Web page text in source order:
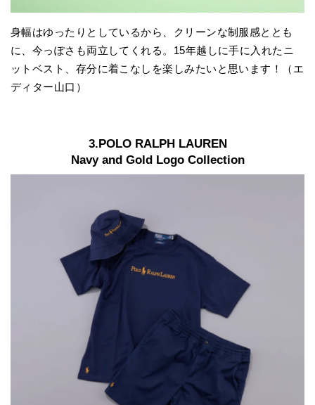
身幅はゆったりとしているから、クリーンな制服感ととも
に、今っぽさも両立してくれる。15年越しに手に入れたニ
ットベスト、存分に着こなしを楽しみたいと思います！（エ
ディター山口）
3.POLO RALPH LAUREN
Navy and Gold Logo Collection